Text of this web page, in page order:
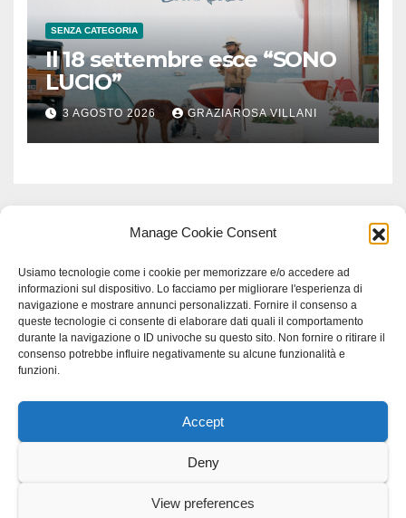
Manage Cookie Consent
Usiamo tecnologie come i cookie per memorizzare e/o accedere ad
informazioni sul dispositivo. Lo facciamo per migliorare l'esperienza di
navigazione e mostrare annunci personalizzati. Fornire il consenso a
queste tecnologie ci consente di elaborare dati quali il comportamento
durante la navigazione o ID univoche su questo sito. Non fornire o ritirare il
consenso potrebbe influire negativamente su alcune funzionalità e
funzioni.
Accept
Deny
View preferences
SENZA CATEGORIA
Il 18 settembre esce “SONO
LUCIO”
3 AGOSTO 2026 GRAZIAROSA VILLANI
Proudly powered by WordPress|Tema: Newspaperex di
Scienzastudio specialistico bracciano